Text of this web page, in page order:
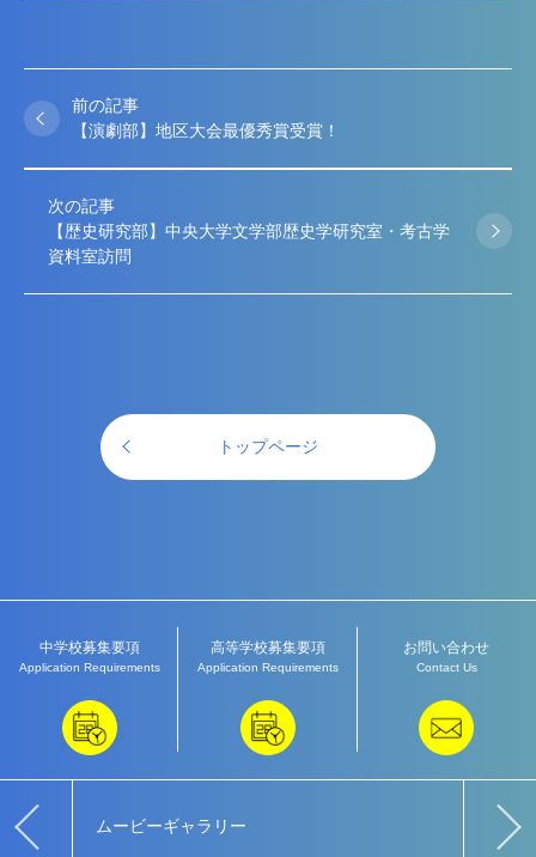
前の記事
【演劇部】地区大会最優秀賞受賞！
次の記事
【歴史研究部】中央大学文学部歴史学研究室・考古学
資料室訪問
トップページ
中学校募集要項
Application Requirements
高等学校募集要項
Application Requirements
お問い合わせ
Contact Us
ムービーギャラリー 教育